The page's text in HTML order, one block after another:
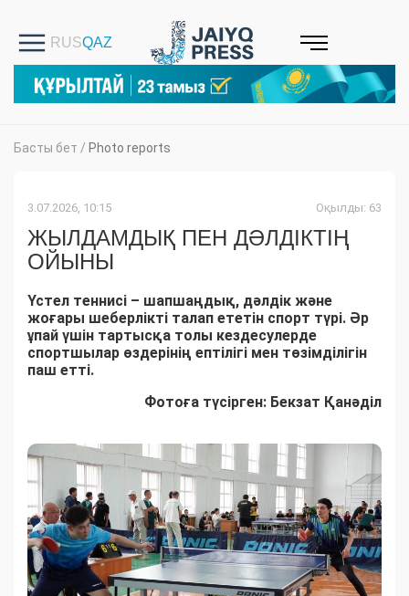
Басты бет / Photo reports
3.07.2026, 10:15 Оқылды: 63
ЖЫЛДАМДЫҚ ПЕН ДӘЛДІКТІҢ
ОЙЫНЫ
Үстел теннисі – шапшаңдық, дәлдік және
жоғары шеберлікті талап ететін спорт түрі. Әр
ұпай үшін тартысқа толы кездесулерде
спортшылар өздерінің ептілігі мен төзімділігін
паш етті.
Фотоға түсірген: Бекзат Қанәділ